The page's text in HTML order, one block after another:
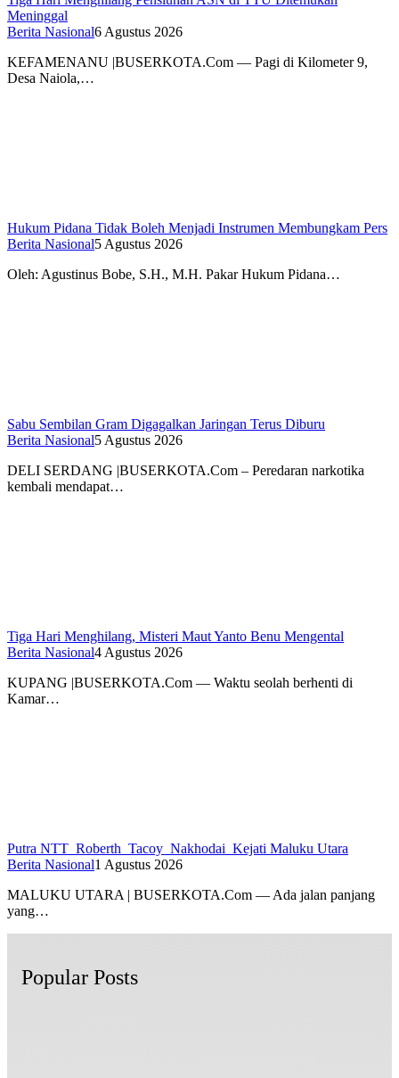
Meninggal
Berita Nasional6 Agustus 2026
KEFAMENANU |BUSERKOTA.Com — Pagi di Kilometer 9,
Desa Naiola,…
Hukum Pidana Tidak Boleh Menjadi Instrumen Membungkam Pers
Berita Nasional5 Agustus 2026
Oleh: Agustinus Bobe, S.H., M.H. Pakar Hukum Pidana…
Sabu Sembilan Gram Digagalkan Jaringan Terus Diburu
Berita Nasional5 Agustus 2026
DELI SERDANG |BUSERKOTA.Com – Peredaran narkotika
kembali mendapat…
Tiga Hari Menghilang, Misteri Maut Yanto Benu Mengental
Berita Nasional4 Agustus 2026
KUPANG |BUSERKOTA.Com — Waktu seolah berhenti di
Kamar…
Putra NTT Roberth Tacoy Nakhodai Kejati Maluku Utara
Berita Nasional1 Agustus 2026
MALUKU UTARA | BUSERKOTA.Com — Ada jalan panjang
yang…
Popular Posts